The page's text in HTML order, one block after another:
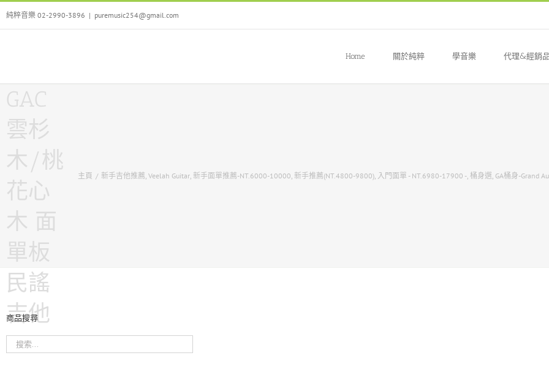
Skip
content
純粹音樂 02-2990-3896 | puremusic254@gmail.com
Home 關於純粹 學音樂 代理&經銷
Veelah
GAC
雲杉
木/桃
花心
木 面
單板
民謠
吉他
主頁 / 新手吉他推薦, Veelah Guitar, 新手面單推薦-NT.6000-10000, 新手推薦(NT.4800-9800), 入門面單 - NT.6980-17900 -, 桶身選, GA桶身-Grand
商品搜尋